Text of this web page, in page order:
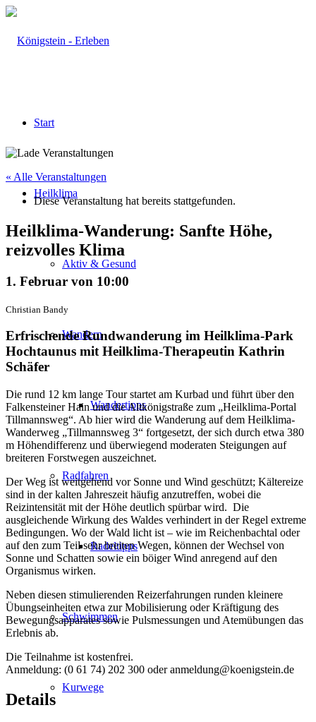
Start
Heilklima
Aktiv & Gesund
Wandern
Wandertipps
Radfahren
Radeltipps
Schwimmen
Kurwege
« Alle Veranstaltungen
Diese Veranstaltung hat bereits stattgefunden.
Heilklima-Wanderung: Sanfte Höhe,
reizvolles Klima
1. Februar von 10:00
Christian Bandy
Erfrischende Rundwanderung im Heilklima-Park
Hochtaunus mit Heilklima-Therapeutin Kathrin
Schäfer
Die rund 12 km lange Tour startet am Kurbad und führt über den
Falkensteiner Hain und die Altkönigstraße zum „Heilklima-Portal
Tillmannsweg“. Ab hier wird die Wanderung auf dem Heilklima-
Wanderweg „Tillmannsweg 3“ fortgesetzt, der sich durch etwa 380
m Höhendifferenz und überwiegend moderaten Steigungen auf
breiteren Forstwegen auszeichnet.
Der Weg ist weitgehend vor Sonne und Wind geschützt; Kältereize
sind in der kalten Jahreszeit häufig anzutreffen, wobei die
Reizintensität mit der Höhe deutlich spürbar wird. Die
ausgleichende Wirkung des Waldes verhindert in der Regel extreme
Bedingungen. Wo der Wald licht ist – wie im Reichenbachtal oder
auf den zum Teil sehr breiten Wegen, können der Wechsel von
Sonne und Schatten sowie ein böiger Wind anregend auf den
Organismus wirken.
Neben diesen stimulierenden Reizerfahrungen runden kleinere
Übungseinheiten etwa zur Mobilisierung oder Kräftigung des
Bewegungsapparates sowie Pulsmessungen und Atemübungen das
Erlebnis ab.
Die Teilnahme ist kostenfrei.
Anmeldung: (0 61 74) 202 300 oder anmeldung@koenigstein.de
Details